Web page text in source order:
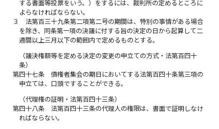
する書面等投票をいう。）をするには、裁判所の定めるところに
よらなければならない。
３
法第百三十九条第二項第二号の期間は、特別の事情がある場合
を除き、同条第一項の決議に付する旨の決定の日から起算して二
週間以上三月以下の範囲内で定めるものとする。
（議決権額等を定める決定の変更の申立ての方式・法第百四十
条）
第四十七条
債権者集会の期日においてする法第百四十条第三項の
申立ては、口頭ですることができる。
（代理権の証明・法第百四十三条）
第四十八条
法第百四十三条の代理人の権限は、書面で証明しなけ
ればならない。